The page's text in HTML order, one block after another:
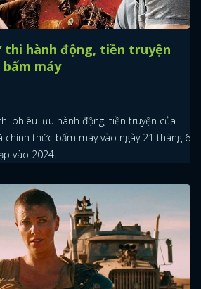
thi hành động, tiền truyện
máy
phiêu lưu hành động, tiền truyện của
chính thức bấm máy vào ngày 21 tháng 6
vào 2024.